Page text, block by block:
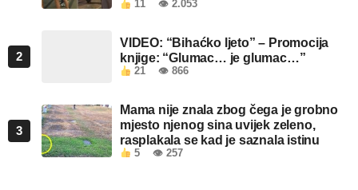
11 👁 2.053
2
VIDEO: “Bihaćko ljeto” – Promocija
knjige: “Glumac… je glumac…”
21 👁 866
3
Mama nije znala zbog čega je grobno
mjesto njenog sina uvijek zeleno,
rasplakala se kad je saznala istinu
5 👁 257